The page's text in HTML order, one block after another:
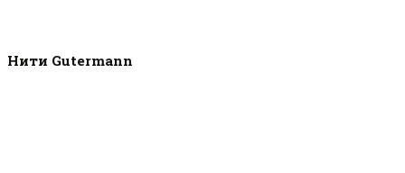
Нити Gutermann